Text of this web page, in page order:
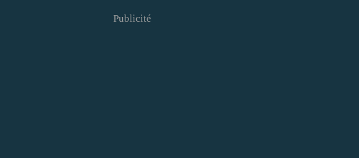
Publicité